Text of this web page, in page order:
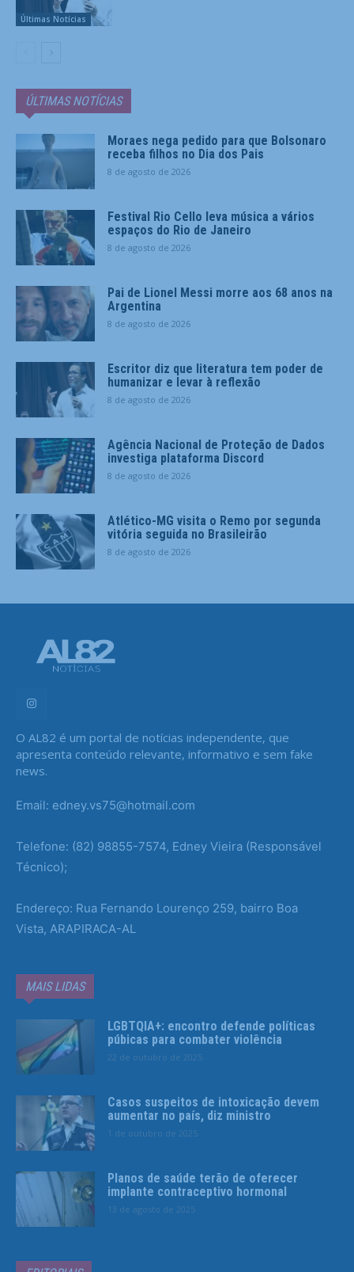
Últimas Notícias
ÚLTIMAS NOTÍCIAS
Moraes nega pedido para que Bolsonaro
receba filhos no Dia dos Pais
8 de agosto de 2026
Festival Rio Cello leva música a vários
espaços do Rio de Janeiro
8 de agosto de 2026
Pai de Lionel Messi morre aos 68 anos na
Argentina
8 de agosto de 2026
Escritor diz que literatura tem poder de
humanizar e levar à reflexão
8 de agosto de 2026
Agência Nacional de Proteção de Dados
investiga plataforma Discord
8 de agosto de 2026
Atlético-MG visita o Remo por segunda
vitória seguida no Brasileirão
8 de agosto de 2026
O AL82 é um portal de notícias independente, que
apresenta conteúdo relevante, informativo e sem fake
news.
Email: edney.vs75@hotmail.com
Telefone: (82) 98855-7574, Edney Vieira (Responsável
Técnico);
Endereço: Rua Fernando Lourenço 259, bairro Boa
Vista, ARAPIRACA-AL
MAIS LIDAS
LGBTQIA+: encontro defende políticas
púbicas para combater violência
22 de outubro de 2025
Casos suspeitos de intoxicação devem
aumentar no país, diz ministro
1 de outubro de 2025
Planos de saúde terão de oferecer
implante contraceptivo hormonal
13 de agosto de 2025